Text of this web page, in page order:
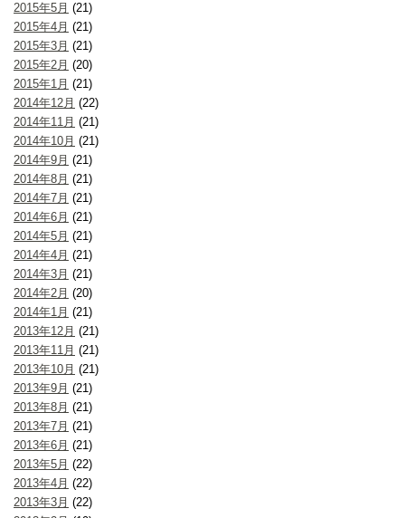
2015年5月 (21)
2015年4月 (21)
2015年3月 (21)
2015年2月 (20)
2015年1月 (21)
2014年12月 (22)
2014年11月 (21)
2014年10月 (21)
2014年9月 (21)
2014年8月 (21)
2014年7月 (21)
2014年6月 (21)
2014年5月 (21)
2014年4月 (21)
2014年3月 (21)
2014年2月 (20)
2014年1月 (21)
2013年12月 (21)
2013年11月 (21)
2013年10月 (21)
2013年9月 (21)
2013年8月 (21)
2013年7月 (21)
2013年6月 (21)
2013年5月 (22)
2013年4月 (22)
2013年3月 (22)